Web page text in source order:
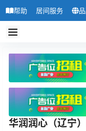
帮助 居间服务
华润润心（辽宁